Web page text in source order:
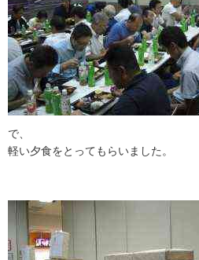
で、
軽い夕食をとってもらいました。